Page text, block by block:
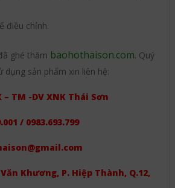
điều chỉnh.
ghé thăm baohothaison.com. Quý
dụng sản phẩm xin liên hệ:
– TM -DV XNK Thái Sơn
/ 0983.693.799
Khương, P. Hiệp Thành, Q.12,